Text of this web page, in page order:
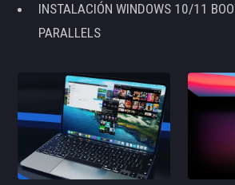
INSTALACIÓN WINDOWS 10/11
PARALLELS